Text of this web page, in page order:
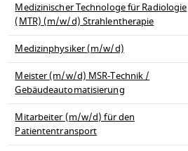
Medizinischer Technologe für Radiologie
(MTR) (m/w/d) Strahlentherapie
Medizinphysiker (m/w/d)
Meister (m/w/d) MSR-Technik /
Gebäudeautomatisierung
Mitarbeiter (m/w/d) für den
Patiententransport